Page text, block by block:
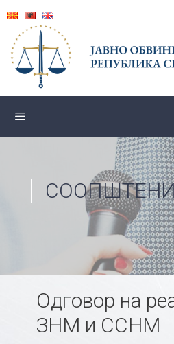
content
Одговор на
ЗНМ и ССНМ